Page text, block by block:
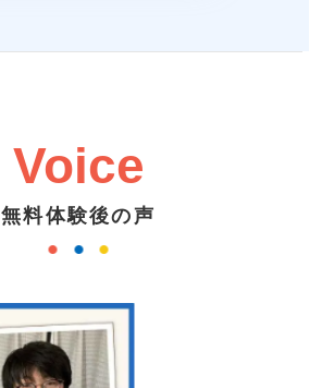
Voice
無料体験後の声